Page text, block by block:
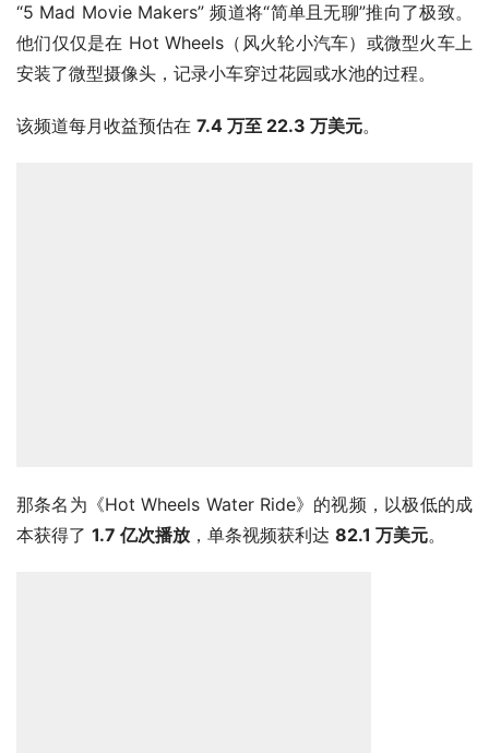
“5 Mad Movie Makers” 频道将“简单且无聊”推向了极致。
他们仅仅是在 Hot Wheels（风火轮小汽车）或微型火车上
安装了微型摄像头，记录小车穿过花园或水池的过程。
该频道每月收益预估在 7.4 万至 22.3 万美元。
那条名为《Hot Wheels Water Ride》的视频，以极低的成
本获得了 1.7 亿次播放 ，单条视频获利达 82.1 万美元。